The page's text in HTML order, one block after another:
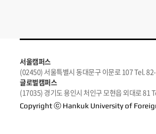
서울캠퍼스
(02450) 서울특별시 동대문구 이문로 107 Tel.
글로벌캠퍼스
(17035) 경기도 용인시 처인구 모현읍 외대로 81
Copyright ⓒ Hankuk University of